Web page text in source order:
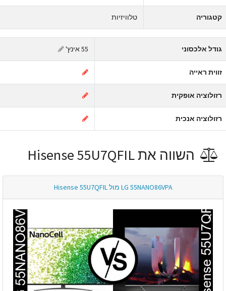
טלוויזיות
אלכסוני 55 אינץ'
ראייה
אופקית
אנכית
השווה את Hisense 55U7QFIL
LG 55NANO86VPA מול Hisense 55U7QFIL